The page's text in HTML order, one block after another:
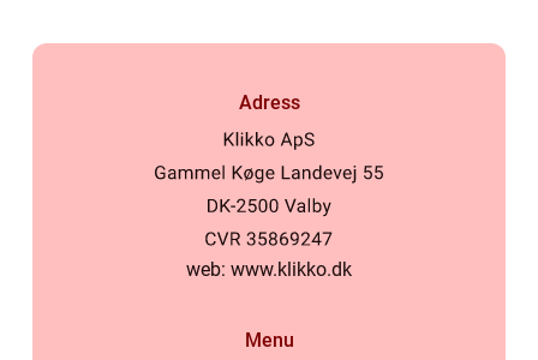
Adress
web: www.klikko.dk
Menu